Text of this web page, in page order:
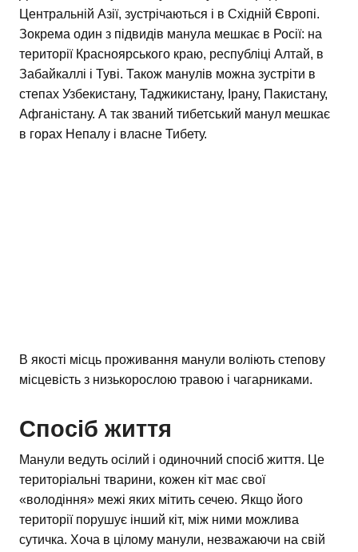
Центральній Азії, зустрічаються і в Східній Європі.
Зокрема один з підвидів манула мешкає в Росії: на
території Красноярського краю, республіці Алтай, в
Забайкаллі і Туві. Також манулів можна зустріти в
степах Узбекистану, Таджикистану, Ірану, Пакистану,
Афганістану. А так званий тибетський манул мешкає
в горах Непалу і власне Тибету.
В якості місць проживання манули воліють степову
місцевість з низькорослою травою і чагарниками.
Спосіб життя
Манули ведуть осілий і одиночний спосіб життя. Це
територіальні тварини, кожен кіт має свої
«володіння» межі яких мітить сечею. Якщо його
території порушує інший кіт, між ними можлива
сутичка. Хоча в цілому манули, незважаючи на свій